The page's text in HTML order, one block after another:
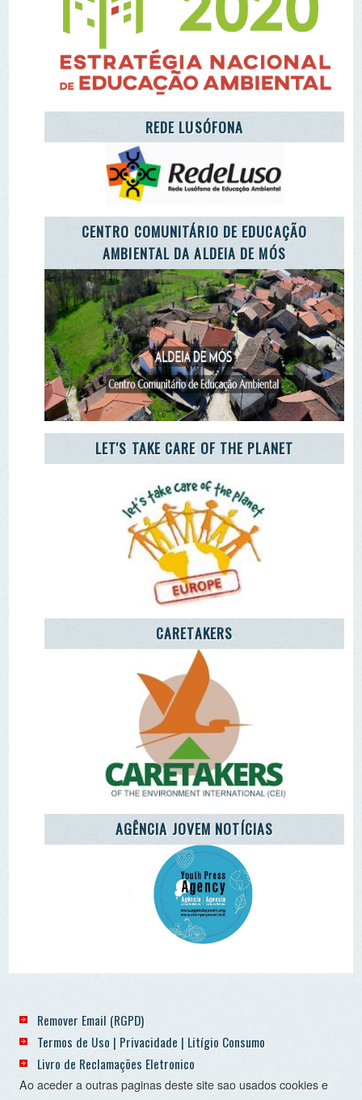
CARETAKERS
AGÊNCIA JOVEM NOTÍCIAS
Remover Email (RGPD)
Termos de Uso | Privacidade | Litígio Consumo
Livro de Reclamações Eletronico
Ao aceder a outras paginas deste site sao usados cookies e
recolha dados. Ao aceder ao site consente o uso dos